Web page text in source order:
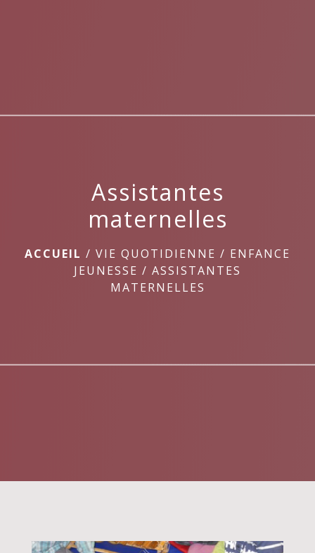
Assistantes
maternelles
ACCUEIL / VIE QUOTIDIENNE / ENFANCE
JEUNESSE / ASSISTANTES
MATERNELLES